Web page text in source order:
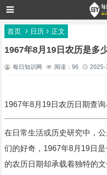
首页 日历 正文
1967年8月19日农历是多
每日知识网 阅读：96 2025-
1967年8月19日农历日期查
在日常生活或历史研究中，
们的好奇，1967年8月19日
的农历日期却承载着独特的